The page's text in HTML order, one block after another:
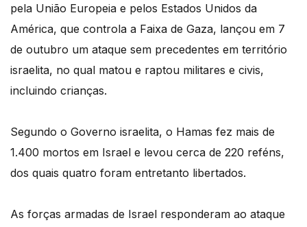
pela União Europeia e pelos Estados Unidos da
América, que controla a Faixa de Gaza, lançou em 7
de outubro um ataque sem precedentes em território
israelita, no qual matou e raptou militares e civis,
incluindo crianças.
Segundo o Governo israelita, o Hamas fez mais de
1.400 mortos em Israel e levou cerca de 220 reféns,
dos quais quatro foram entretanto libertados.
As forças armadas de Israel responderam ao ataque